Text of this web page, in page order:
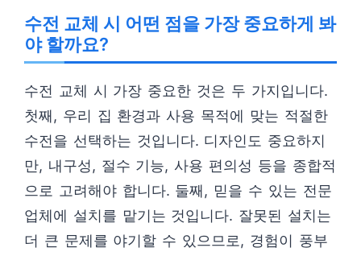
수전 교체 시 어떤 점을 가장 중요하게 봐
야 할까요?
수전 교체 시 가장 중요한 것은 두 가지입니다.
첫째, 우리 집 환경과 사용 목적에 맞는 적절한
수전을 선택하는 것입니다. 디자인도 중요하지
만, 내구성, 절수 기능, 사용 편의성 등을 종합적
으로 고려해야 합니다. 둘째, 믿을 수 있는 전문
업체에 설치를 맡기는 것입니다. 잘못된 설치는
더 큰 문제를 야기할 수 있으므로, 경험이 풍부